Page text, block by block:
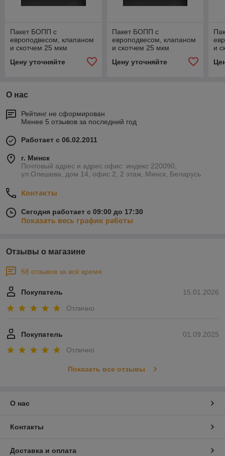
Пакет БОПП с
европодвесом, клапаном
и скотчем 25 мкм
Цену уточняйте
Пакет БОПП с
европодвесом, клапаном
и скотчем 25 мкм
Цену уточняйте
и
О нас
Рейтинг не сформирован
Менее 5 отзывов за последний год
Работает с 06.02.2011
г. Минск
Почтовый адрес и адрес офис: индекс 220090,
ул.Олешева, дом 14, офис 2, 2 этаж, Минск, Беларусь
Контакты
Сегодня работает с 09:00 до 17:30
Показать весь график работы
Отзывы о магазине
68 отзывов за всё время
15.01.2026
Покупатель
Отлично
01.09.2025
Покупатель
Отлично
Показать все отзывы
О нас
Контакты
Доставка и оплата